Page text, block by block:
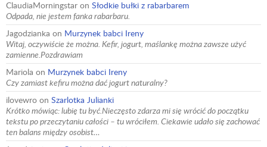
ClaudiaMorningstar on Słodkie bułki z rabarbarem
Odpada, nie jestem fanka rabarbaru.
Jagodzianka on Murzynek babci Ireny
Witaj, oczywiście że można. Kefir, jogurt, maślankę można zawsze użyć
zamienne.Pozdrawiam
Mariola on Murzynek babci Ireny
Czy zamiast kefiru można dać jogurt naturalny?
ilovewro on Szarlotka Julianki
Krótko mówiąc: lubię tu być.Nieczęsto zdarza mi się wrócić do początku
tekstu po przeczytaniu całości – tu wróciłem. Ciekawie udało się zachować
ten balans między osobist…